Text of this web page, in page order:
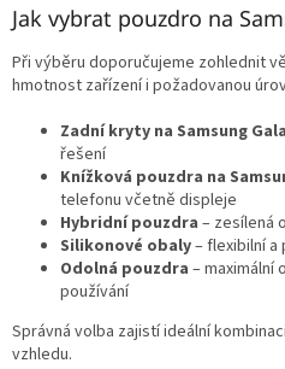
Jak vybrat pouzdro na
Při výběru doporučujeme zohlednit
hmotnost zařízení i požadovanou
Zadní kryty na Samsung
řešení
Knížková pouzdra na
telefonu včetně displeje
Hybridní pouzdra – zesílená
Silikonové obaly– flexibilní
Odolná pouzdra – maximální
používání
Správná volba zajistí ideální
vzhledu.